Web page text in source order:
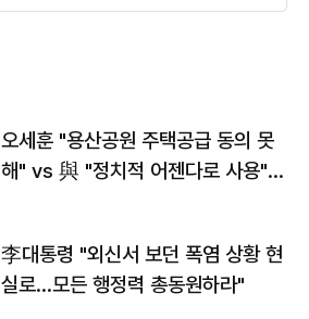
오세훈 "용산공원 주택공급 동의 못
해" vs 與 "정치적 어젠다로 사용"
李대통령 "외신서 보던 폭염 상황 현
실로…모든 행정력 총동원하라"